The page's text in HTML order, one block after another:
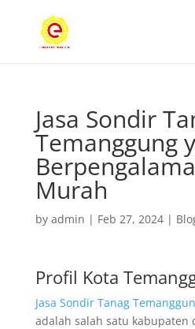
Jasa Sondir
Temanggung
Murah
by admin | Feb 27, 2024|
Profil Kota
Jasa Sondir Tanag
adalah salah satu kabupaten